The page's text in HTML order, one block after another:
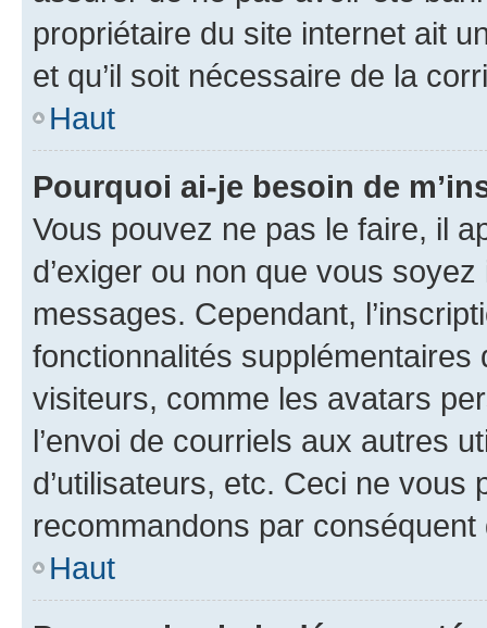
propriétaire du site internet ait
et qu’il soit nécessaire de la
Haut
Pourquoi ai-je besoin de
Vous pouvez ne pas le faire, il
d’exiger ou non que vous
messages. Cependant,
fonctionnalités
visiteurs, comme les avatars
l’envoi de courriels aux autres
d’utilisateurs, etc. Ceci ne vous
recommandons par conséquent
Haut